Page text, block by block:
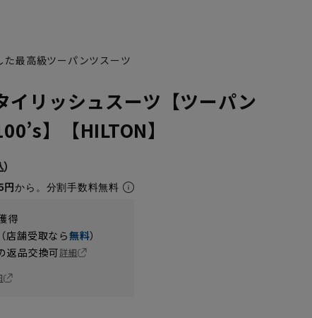
た最高級ツーパンツスーツ
イリッシュスーツ【ツーパン
】【HILTON】
円から。分割手数料無料
得
店舗受取なら無料）
返品交換可詳細